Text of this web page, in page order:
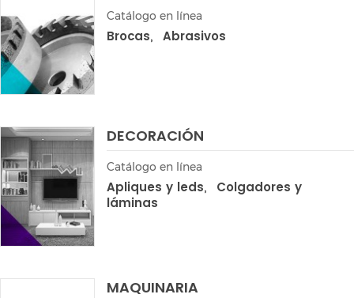
Catálogo en línea
Brocas Abrasivos
DECORACIÓN
Catálogo en línea
Apliques y leds
Colgadores y
láminas
MAQUINARIA